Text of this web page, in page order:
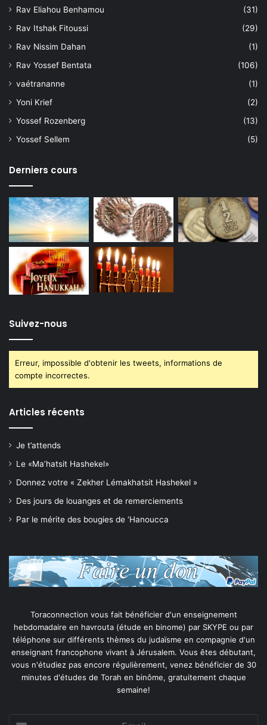
Rav Eliahou Benhamou
(31)
Rav Itshak Fitoussi
(29)
Rav Nissim Dahan
(1)
Rav Yossef Bentata
(106)
vaétrananne
(1)
Yoni Krief
(2)
Yossef Rozenberg
(13)
Yossef Sellem
(5)
Derniers cours
Suivez-nous
Erreur, impossible d'obtenir les tweets, informations de
compte incorrectes.
Articles récents
Je t’attends
Le «Ma’hatsit Hashekel»
Donnez votre « Zekher Lémakhatsit Hashekel »
Des jours de louanges et de remerciements
Par le mérite des bougies de ‘Hanoucca
Toraconnection vous fait bénéficier d'un enseignement
hebdomadaire en havrouta (étude en binome) par SKYPE ou par
téléphone sur différents thèmes du judaïsme en compagnie d'un
enseignant francophone vivant à Jérusalem. Vous êtes débutant,
vous n'étudiez pas encore régulièrement, venez bénéficier de 30
minutes d'études de Torah en binôme, gratuitement chaque
semaine!